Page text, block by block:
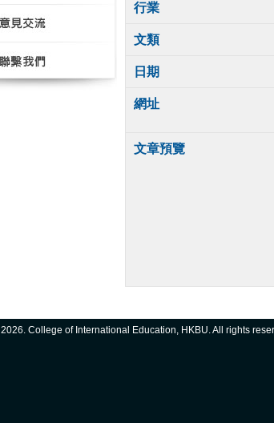
行業
文類
日期
網址
文章預覽
2026. College of International Education, HKBU. All rights